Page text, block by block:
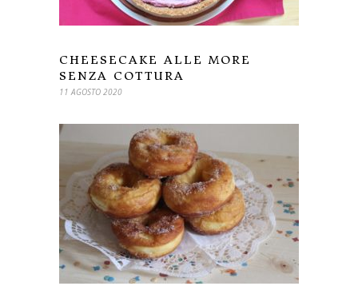
CHEESECAKE ALLE MORE
SENZA COTTURA
11 AGOSTO 2020